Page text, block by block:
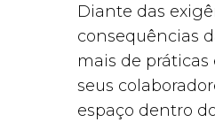
Diante das
consequências
mais de
seus
espaço dentro